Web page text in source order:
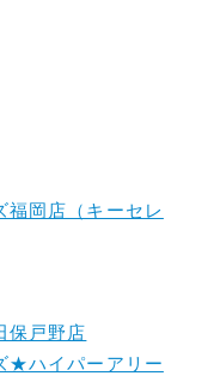
岡店（キーセレ
保戸野店
★ハイパーアリー